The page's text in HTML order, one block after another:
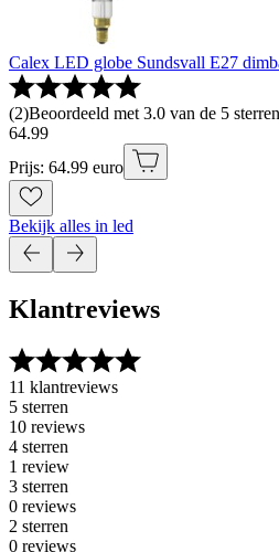
Calex LED globe Sundsvall E27
(2)Beoordeeld met 3.0 van de 5
64.99
Prijs: 64.99 euro
Bekijk alles in led
Klantreviews
11 klantreviews
5 sterren
10 reviews
4 sterren
1 review
3 sterren
0 reviews
2 sterren
0 reviews